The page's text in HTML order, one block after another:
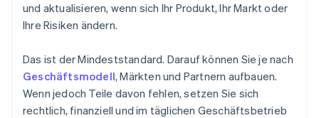
und aktualisieren, wenn sich Ihr Produkt, Ihr Markt oder
Ihre Risiken ändern.
Das ist der Mindeststandard. Darauf können Sie je nach
Geschäftsmodell, Märkten und Partnern aufbauen.
Wenn jedoch Teile davon fehlen, setzen Sie sich
rechtlich, finanziell und im täglichen Geschäftsbetrieb